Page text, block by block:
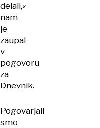
delali,«
nam
je
zaupal
v
pogovoru
za
Dnevnik.
Pogovarjali
smo